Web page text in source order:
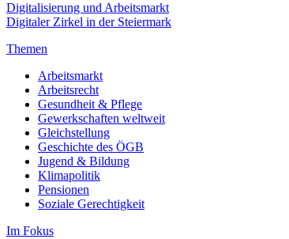
Digitalisierung und Arbeitsmarkt
Digitaler Zirkel in der Steiermark
Themen
Arbeitsmarkt
Arbeitsrecht
Gesundheit & Pflege
Gewerkschaften weltweit
Gleichstellung
Geschichte des ÖGB
Jugend & Bildung
Klimapolitik
Pensionen
Soziale Gerechtigkeit
Im Fokus